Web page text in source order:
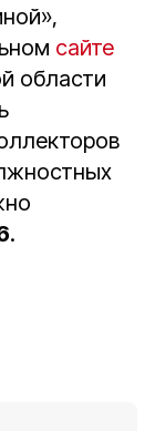
сайте
области
.